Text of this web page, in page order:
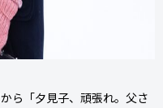
ら「夕見子、頑張れ。父さ